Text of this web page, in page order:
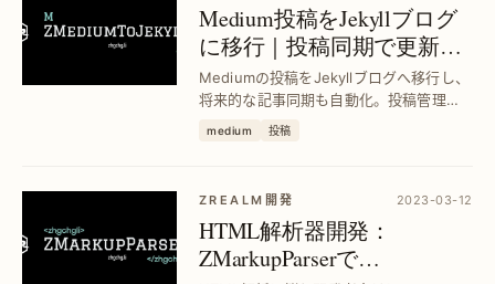
Medium投稿をJekyllブログ
に移行｜投稿同期で更新も
簡単管理
Mediumの投稿をJekyllブログへ移行し、
将来的な記事同期も自動化。投稿管理の
手間を減らし、ブログ更新を効率化した
medium 投稿
ZREALM開発 2023-03-12
HTML解析器開発：
ZMarkupParserで